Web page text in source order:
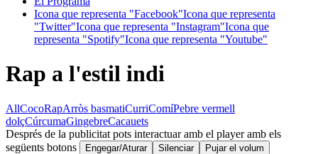
Icona que representa "Facebook"Icona que representa
"Twitter"Icona que representa "Instagram"Icona que
representa "Spotify"Icona que representa "Youtube"
Rap a l'estil indi
AllCocoRapArròs basmatiCurriComíPebre vermell
dolçCúrcumaGingebreCacauets
Després de la publicitat pots interactuar amb el player amb els
següents botons
Engegar/Aturar Silenciar
Pujar el volum